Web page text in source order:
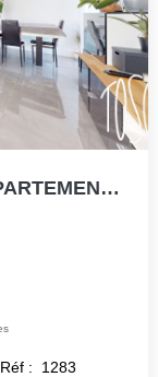
EXCLUSIVITÉ THIAIS - APPARTEMENT 5 PIECES 90 M² - PARKING...
Réf : 1283